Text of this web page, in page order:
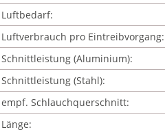
Luftbedarf:
Luftverbrauch pro Eintreibvorgang:
Schnittleistung (Aluminium):
Schnittleistung (Stahl):
empf. Schlauchquerschnitt:
Länge: